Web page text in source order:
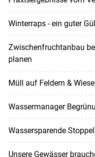
Winterraps - ein guter
Zwischenfruchtanbau
planen
Müll auf Feldern &
Wassermanager
Wassersparende
Unsere Gewässer